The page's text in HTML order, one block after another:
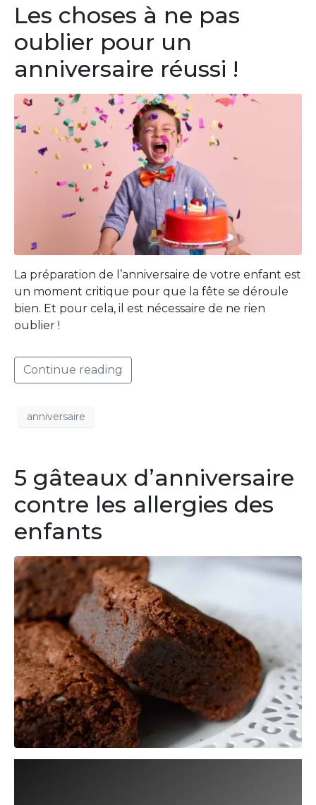
Les choses à ne pas
oublier pour un
anniversaire réussi !
La préparation de l’anniversaire de votre enfant est
un moment critique pour que la fête se déroule
bien. Et pour cela, il est nécessaire de ne rien
oublier !
Continue reading
anniversaire
5 gâteaux d’anniversaire
contre les allergies des
enfants​